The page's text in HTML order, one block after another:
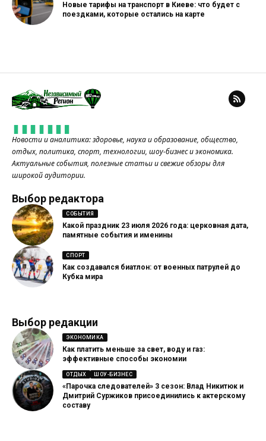
Новые тарифы на транспорт в Киеве: что будет с
поездками, которые остались на карте
Новости и аналитика: здоровье, наука и образование, общество,
отдых, политика, спорт, технологии, шоу-бизнес и экономика.
Актуальные события, полезные статьи и свежие обзоры для
широкой аудитории.
Выбор редактора
СОБЫТИЯ
Какой праздник 23 июля 2026 года: церковная дата,
памятные события и именины
СПОРТ
Как создавался биатлон: от военных патрулей до
Кубка мира
Выбор редакции
ЭКОНОМИКА
Как платить меньше за свет, воду и газ:
эффективные способы экономии
ОТДЫХ ШОУ-БИЗНЕС
«Парочка следователей» 3 сезон: Влад Никитюк и
Дмитрий Суржиков присоединились к актерскому
составу